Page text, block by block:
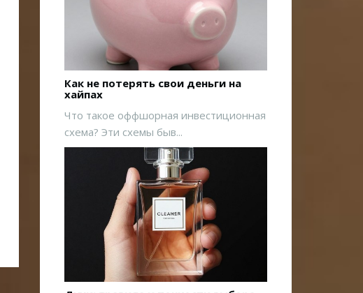
Как не потерять свои деньги на
хайпах
Что такое оффшорная инвестиционная
схема? Эти схемы быв...